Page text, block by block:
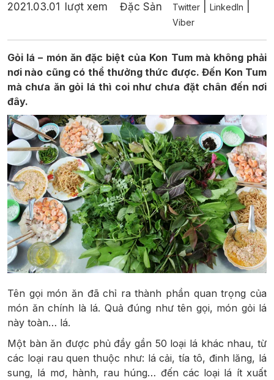
2021.03.01
lượt xem
Đặc Sản
Twitter |LinkedIn
Viber
Gỏi lá – món ăn đặc biệt của Kon Tum mà không phải
nơi nào cũng có thể thưởng thức được. Đến Kon Tum
mà chưa ăn gỏi lá thì coi như chưa đặt chân đến nơi
đây.
Tên gọi món ăn đã chỉ ra thành phần quan trọng của
món ăn chính là lá. Quả đúng như tên gọi, món gỏi lá
này toàn… lá.
Một bàn ăn được phủ đầy gần 50 loại lá khác nhau, từ
các loại rau quen thuộc như: lá cải, tía tô, đinh lăng, lá
sung, lá mơ, hành, rau húng… đến các loại lá ít xuất